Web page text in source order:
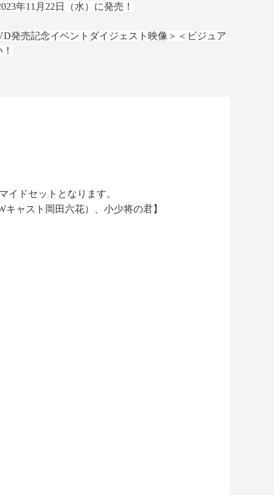
年11月22日（水）に発売！
発売記念イベントダイジェスト映像＞＜ビジュア
イドセットとなります。
ャスト岡田六花）、小少将の君】